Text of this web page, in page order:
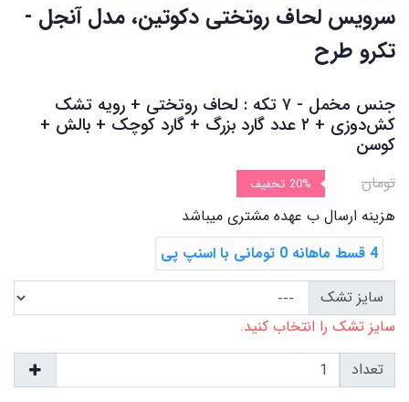
سرویس لحاف روتختی دکوتین، مدل آنجل -
تکرو طرح
جنس مخمل - ۷ تکه : لحاف روتختی + رویه تشک
‌کش‌دوزی + ۲ عدد گارد بزرگ + گارد کوچک + بالش +
کوسن
تومان 20% تخفیف
هزینه ارسال ب عهده مشتری میباشد
4 قسط ماهانه 0 تومانی با اسنپ ‌پی
سایز تشک
سایز تشک را انتخاب کنید.
تعداد